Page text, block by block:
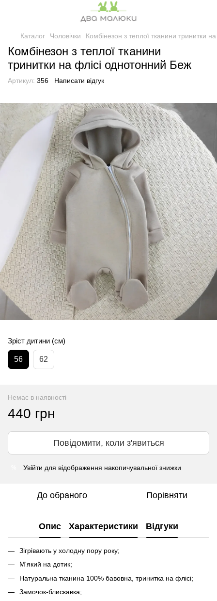
Каталог Чоловічки Комбінезон з теплої тканини тринитки
Комбінезон з теплої тканини
тринитки на флісі однотонний Беж
Артикул: 356 Написати відгук
Зріст дитини (см)
56 62
Немає в наявності
440 грн
Повідомити, коли з'явиться
Увійти для відображення накопичувальної знижки
До обраного Порівняти
Опис Характеристики Відгуки
Зігрівають у холодну пору року;
М'який на дотик;
Натуральна тканина 100% бавовна, тринитка на флісі;
Замочок-блискавка;